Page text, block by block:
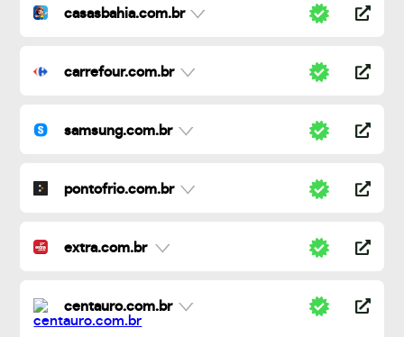
casasbahia.com.br
carrefour.com.br
samsung.com.br
pontofrio.com.br
extra.com.br
centauro.com.br